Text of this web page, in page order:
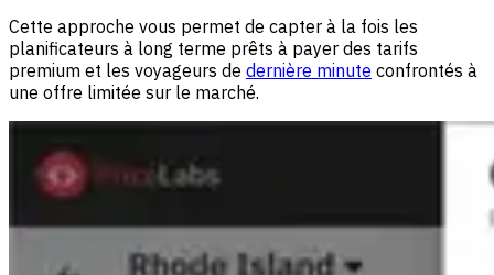
Cette approche vous permet de capter à la fois les
planificateurs à long terme prêts à payer des tarifs
premium et les voyageurs de dernière minute confrontés à
une offre limitée sur le marché.